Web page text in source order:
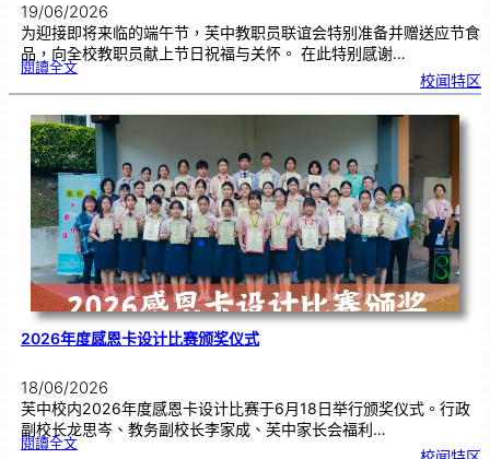
19/06/2026
为迎接即将来临的端午节，芙中教职员联谊会特别准备并赠送应节食
品，向全校教职员献上节日祝福与关怀。 在此特别感谢…
閱讀全文:端
快
，
芙
中
教
师
们
！
校闻特区
2026年度感恩卡设计比赛颁奖仪式
18/06/2026
芙中校内2026年度感恩卡设计比赛于6月18日举行颁奖仪式。行政
副校长龙思岑、教务副校长李家成、芙中家长会福利…
閱讀全文:2